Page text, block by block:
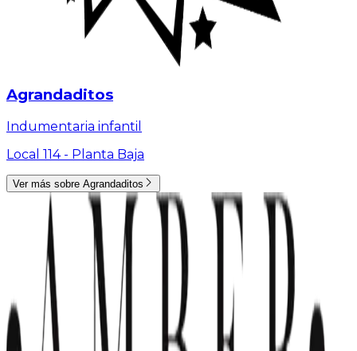
Agrandaditos
Indumentaria infantil
Local 114 - Planta Baja
Ver más sobre Agrandaditos